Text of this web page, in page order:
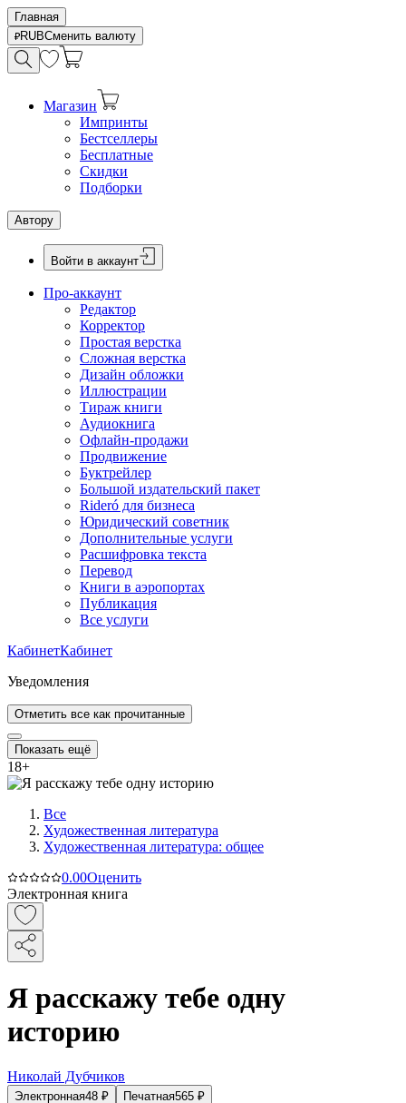
Главная
RUBСменить валюту
Магазин
Импринты
Бестселлеры
Бесплатные
Скидки
Подборки
Автору
Войти в аккаунт
Про-аккаунт
Редактор
Корректор
Простая верстка
Сложная верстка
Дизайн обложки
Иллюстрации
Тираж книги
Аудиокнига
Офлайн-продажи
Продвижение
Буктрейлер
Большой издательский пакет
Rideró для бизнеса
Юридический советник
Дополнительные услуги
Расшифровка текста
Перевод
Книги в аэропортах
Публикация
Все услуги
КабинетКабинет
Уведомления
Отметить все как прочитанные
Показать ещё
18+
Все
Художественная литература
Художественная литература: общее
0.00Оценить
Электронная книга
Я расскажу тебе одну
историю
Николай Дубчиков
Электронная48 ₽ Печатная565 ₽